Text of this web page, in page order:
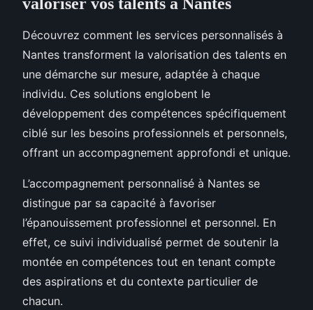
Découvrez comment les services personnalisés à
Nantes transforment la valorisation des talents en
une démarche sur mesure, adaptée à chaque
individu. Ces solutions englobent le
développement des compétences spécifiquement
ciblé sur les besoins professionnels et personnels,
offrant un accompagnement approfondi et unique.
L’accompagnement personnalisé à Nantes se
distingue par sa capacité à favoriser
l’épanouissement professionnel et personnel. En
effet, ce suivi individualisé permet de soutenir la
montée en compétences tout en tenant compte
des aspirations et du contexte particulier de
chacun.